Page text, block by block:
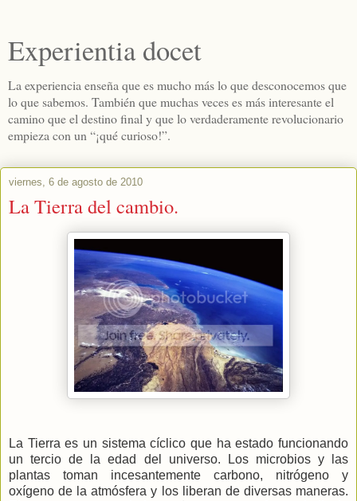
Experientia docet
La experiencia enseña que es mucho más lo que desconocemos que
lo que sabemos. También que muchas veces es más interesante el
camino que el destino final y que lo verdaderamente revolucionario
empieza con un “¡qué curioso!”.
viernes, 6 de agosto de 2010
La Tierra del cambio.
La Tierra es un sistema cíclico que ha estado funcionando
un tercio de la edad del universo. Los microbios y las
plantas toman incesantemente carbono, nitrógeno y
oxígeno de la atmósfera y los liberan de diversas maneras.